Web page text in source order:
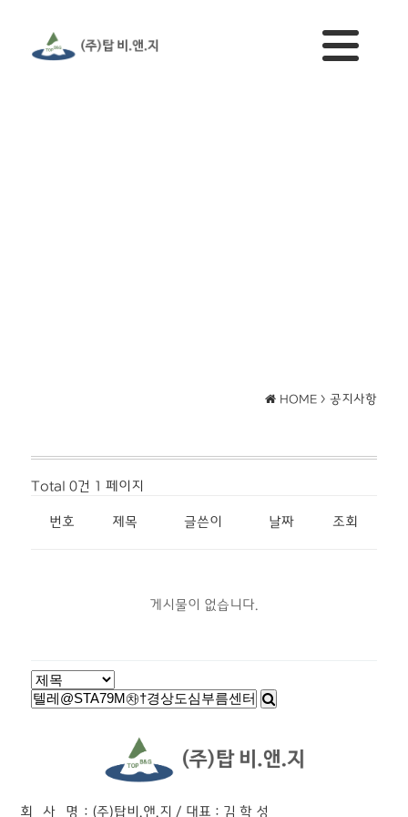
HOME > 공지사항
Total 0건 1 페이지
번호 제목 글쓴이 날짜 조회
게시물이 없습니다.
회 사 명 : (주)탑비.앤.지 / 대표 : 김 학 성